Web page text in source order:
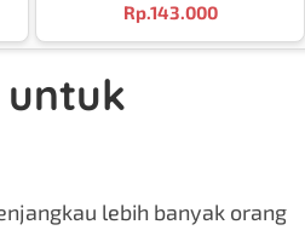
Rumah dan Bisnis Anda
Rp.143.000
lebih banyak orang